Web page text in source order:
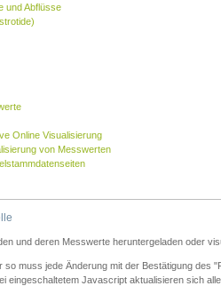
und Abflüsse
Online Visualisierung
von Messwerten
und deren Messwerte heruntergeladen oder
muss jede Änderung mit der Bestätigung des
eingeschaltetem Javascript aktualisieren sich